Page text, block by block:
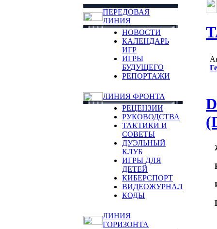
ПЕРЕДОВАЯ
ЛИНИЯ
НОВОСТИ
КАЛЕНДАРЬ
ИГР
ИГРЫ
БУДУЩЕГО
РЕПОРТАЖИ
ЛИНИЯ ФРОНТА
РЕЦЕНЗИИ
РУКОВОДСТВА
ТАКТИКИ И
СОВЕТЫ
ДУЭЛЬНЫЙ
КЛУБ
ИГРЫ ДЛЯ
ДЕТЕЙ
КИБЕРСПОРТ
ВИДЕОЖУРНАЛ
КОДЫ
ЛИНИЯ
ГОРИЗОНТА